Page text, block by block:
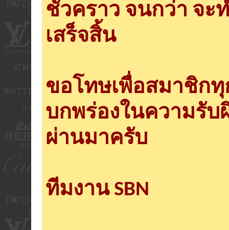
ชั่วคราว จนกว่า จะ
เสร็จสิ้น
ขอโทษเพื่อสมาชิก
บกพร่องในความรั
ผ่านมาครับ
ทีมงาน SBN